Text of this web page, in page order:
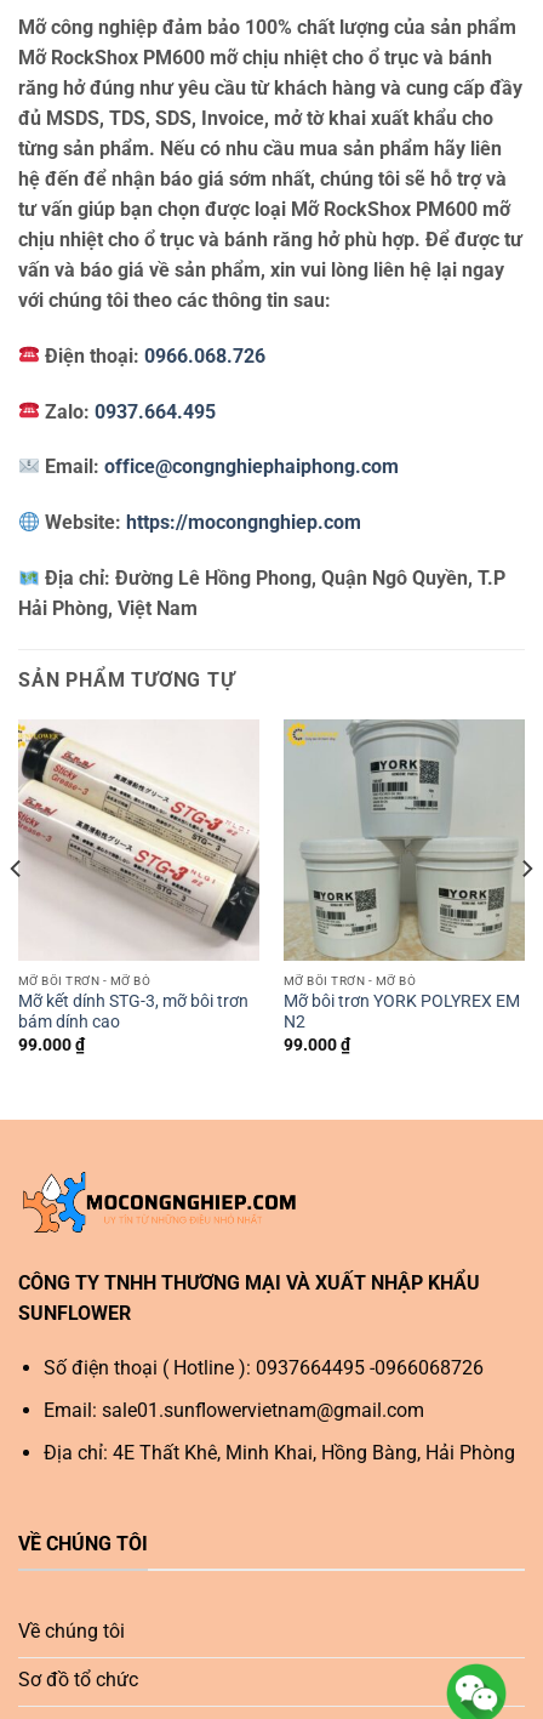
Mỡ công nghiệp đảm bảo 100% chất lượng của sản phẩm
Mỡ RockShox PM600 mỡ chịu nhiệt cho ổ trục và bánh
răng hở đúng như yêu cầu từ khách hàng và cung cấp đầy
đủ MSDS, TDS, SDS, Invoice, mở tờ khai xuất khẩu cho
từng sản phẩm. Nếu có nhu cầu mua sản phẩm hãy liên
hệ đến để nhận báo giá sớm nhất, chúng tôi sẽ hỗ trợ và
tư vấn giúp bạn chọn được loại Mỡ RockShox PM600 mỡ
chịu nhiệt cho ổ trục và bánh răng hở phù hợp. Để được tư
vấn và báo giá về sản phẩm, xin vui lòng liên hệ lại ngay
với chúng tôi theo các thông tin sau:
Điện thoại:0966.068.726
Zalo:0937.664.495
Email:office@congnghiephaiphong.com
Website:https://mocongnghiep.com
Địa chỉ:Đường Lê Hồng Phong, Quận Ngô Quyền, T.P
Hải Phòng, Việt Nam
SẢN PHẨM TƯƠNG TỰ
MỠ BÔI TRƠN - MỠ BÒ
Mỡ kết dính STG-3, mỡ bôi trơn
bám dính cao
99.000₫
MỠ BÔI TRƠN - MỠ BÒ
Mỡ bôi trơn YORK POLYREX EM
N2
99.000₫
CÔNG TY TNHH THƯƠNG MẠI VÀ XUẤT NHẬP KHẨU
SUNFLOWER
Số điện thoại ( Hotline ): 0937664495 -0966068726
Email: sale01.sunflowervietnam@gmail.com
Địa chỉ: 4E Thất Khê, Minh Khai, Hồng Bàng, Hải Phòng
VỀ CHÚNG TÔI
Về chúng tôi
Sơ đồ tổ chức